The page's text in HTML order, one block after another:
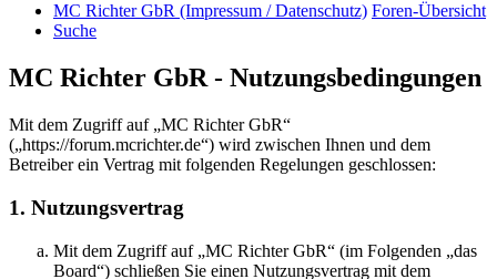
MC Richter GbR (Impressum / Datenschutz) Foren-Übersicht
Suche
MC Richter GbR - Nutzungsbedingungen
Mit dem Zugriff auf „MC Richter GbR“
(„https://forum.mcrichter.de“) wird zwischen Ihnen und dem
Betreiber ein Vertrag mit folgenden Regelungen geschlossen:
1. Nutzungsvertrag
Mit dem Zugriff auf „MC Richter GbR“ (im Folgenden „das
Board“) schließen Sie einen Nutzungsvertrag mit dem